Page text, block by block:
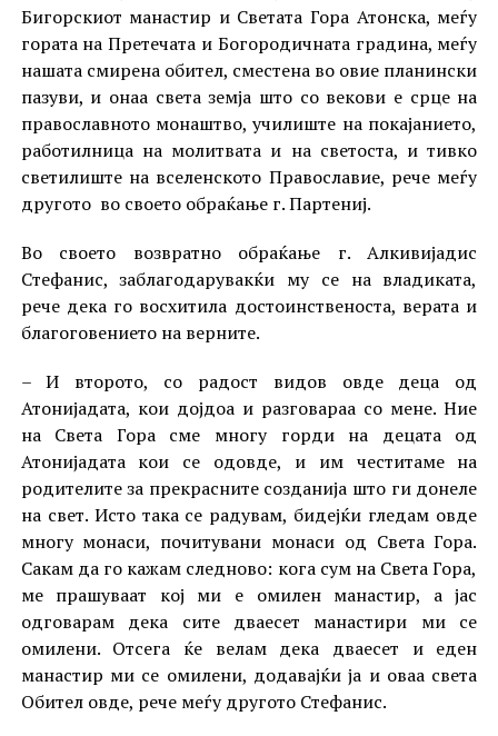
Бигорскиот манастир и Светата Гора Атонска, меѓу
гората на Претечата и Богородичната градина, меѓу
нашата смирена обител, сместена во овие планински
пазуви, и онаа света земја што со векови е срце на
православното монаштво, училиште на покајанието,
работилница на молитвата и на светоста, и тивко
светилиште на вселенското Православие, рече меѓу
другото во своето обраќање г. Партениј.
Во своето возвратно обраќање г. Алкивијадис
Стефанис, заблагодарувакќи му се на владиката,
рече дека го восхитила достоинственоста, верата и
благоговението на верните.
– И второто, со радост видов овде деца од
Атонијадата, кои дојдоа и разговараа со мене. Ние
на Света Гора сме многу горди на децата од
Атонијадата кои се одовде, и им честитаме на
родителите за прекрасните созданија што ги донеле
на свет. Исто така се радувам, бидејќи гледам овде
многу монаси, почитувани монаси од Света Гора.
Сакам да го кажам следново: кога сум на Света Гора,
ме прашуваат кој ми е омилен манастир, а јас
одговарам дека сите дваесет манастири ми се
омилени. Отсега ќе велам дека дваесет и еден
манастир ми се омилени, додавајќи ја и оваа света
Обител овде, рече меѓу другото Стефанис.